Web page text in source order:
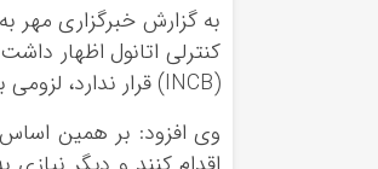
به گزارش خبرگزاری مهر
کنترلی اتانول اظهار
(INCB) قرار ندارد، لزومی به صدور مجوزهای جداگانه برای مراحل تولید، توزیع و عرضه این فرآورده وجود ندارد.
وی افزود: بر همین